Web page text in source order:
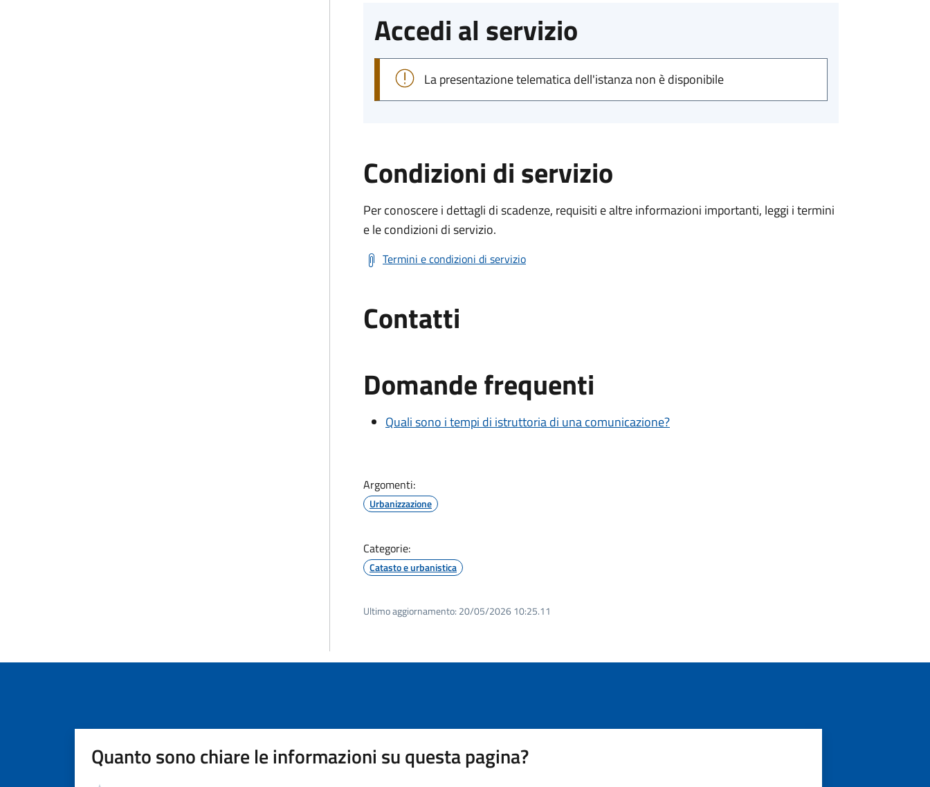
Accedi al servizio
La presentazione telematica dell'istanza non è disponibile
Condizioni di servizio
Per conoscere i dettagli di scadenze, requisiti e altre informazioni importanti, leggi i termini
e le condizioni di servizio.
Termini e condizioni di servizio
Contatti
Domande frequenti
Quali sono i tempi di istruttoria di una comunicazione?
Argomenti:
Urbanizzazione
Categorie:
Catasto e urbanistica
Ultimo aggiornamento: 20/05/2026 10:25.11
Quanto sono chiare le informazioni su questa pagina?